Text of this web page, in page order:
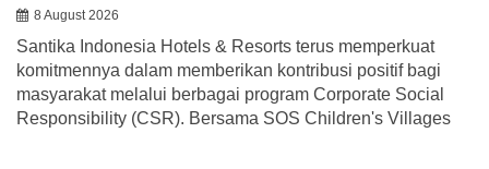
8 August 2026
Santika Indonesia Hotels & Resorts terus memperkuat
komitmennya dalam memberikan kontribusi positif bagi
masyarakat melalui berbagai program Corporate Social
Responsibility (CSR). Bersama SOS Children's Villages